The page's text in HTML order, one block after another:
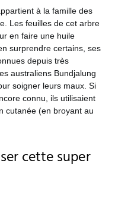
à la famille des
Les feuilles de cet arbre
en faire une huile
surprendre certains, ses
depuis très
australiens Bundjalung
soigner leurs maux. Si
connu, ils utilisaient
cutanée (en broyant au
cette super